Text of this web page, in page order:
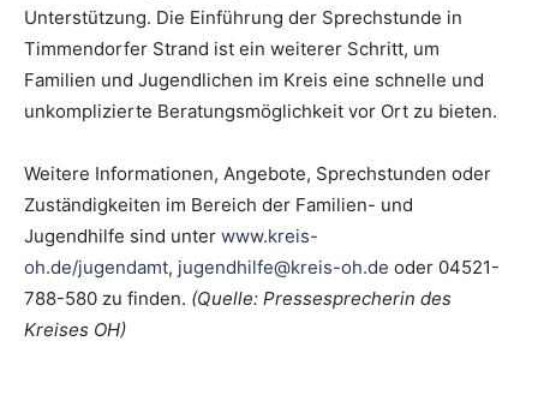
Unterstützung. Die Einführung der Sprechstunde in
Timmendorfer Strand ist ein weiterer Schritt, um
Familien und Jugendlichen im Kreis eine schnelle und
unkomplizierte Beratungsmöglichkeit vor Ort zu bieten.
Weitere Informationen, Angebote, Sprechstunden oder
Zuständigkeiten im Bereich der Familien- und
Jugendhilfe sind unter www.kreis-
oh.de/jugendamt, jugendhilfe@kreis-oh.de oder 04521-
788-580 zu finden. (Quelle: Pressesprecherin des
Kreises OH)